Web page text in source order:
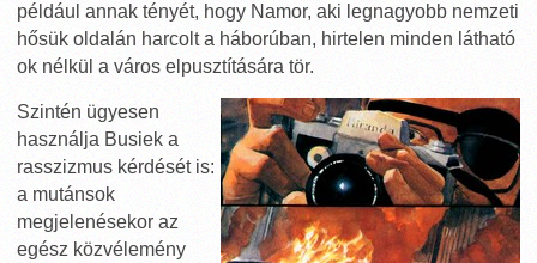
például annak tényét, hogy Namor, aki legnagyobb nemzeti
hősük oldalán harcolt a háborúban, hirtelen minden látható
ok nélkül a város elpusztítására tör.
Szintén ügyesen
használja Busiek a
rasszizmus kérdését is:
a mutánsok
megjelenésekor az
egész közvélemény